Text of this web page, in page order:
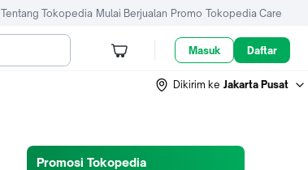
Tentang Tokopedia Mulai Berjualan Promo Tokopedia Care
Masuk Daftar
Dikirim ke Jakarta Pusat
Promosi Tokopedia